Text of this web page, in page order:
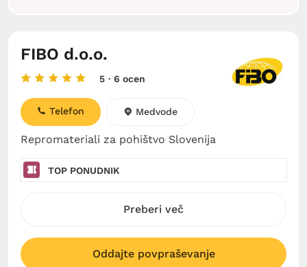
FIBO d.o.o.
5 · 6 ocen
Repromateriali za pohištvo Slovenija
Telefon Medvode
TOP PONUDNIK
Preberi več
Oddajte povpraševanje